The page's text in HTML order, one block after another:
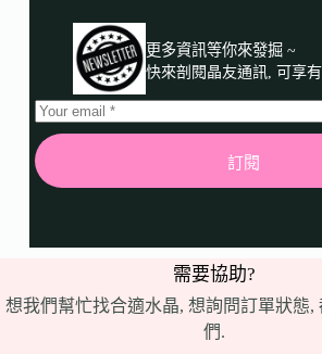
更多資訊等你來發掘 ~
快來剖閱晶友通訊, 可享
訂閱
需要協助?
想我們幫忙找合適水晶, 想詢問訂單狀態,
們.